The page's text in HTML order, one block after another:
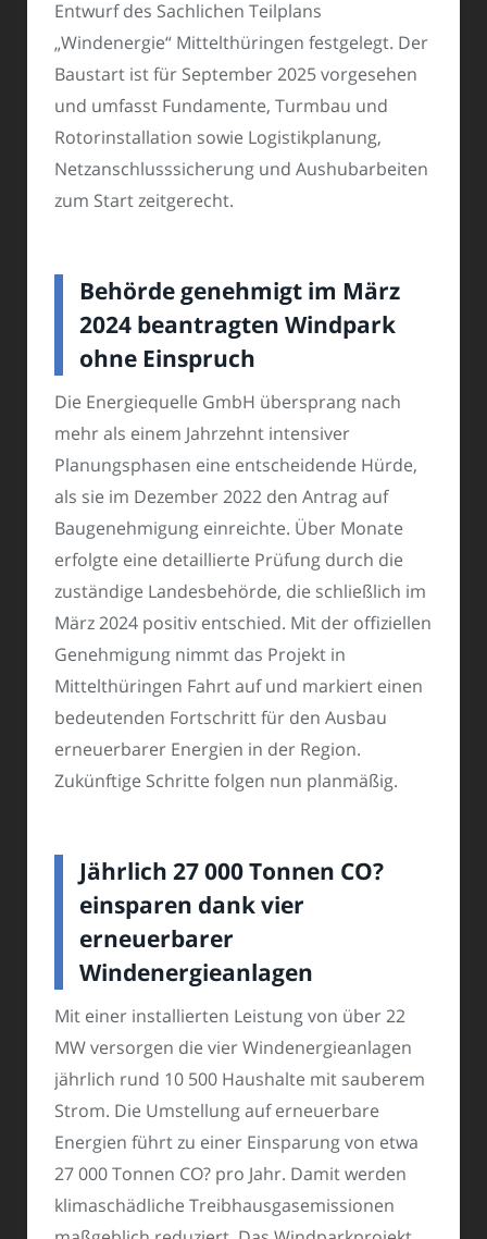
Entwurf des Sachlichen Teilplans
„Windenergie“ Mittelthüringen festgelegt. Der
Baustart ist für September 2025 vorgesehen
und umfasst Fundamente, Turmbau und
Rotorinstallation sowie Logistikplanung,
Netzanschlusssicherung und Aushubarbeiten
zum Start zeitgerecht.
Behörde genehmigt im März
2024 beantragten Windpark
ohne Einspruch
Die Energiequelle GmbH übersprang nach
mehr als einem Jahrzehnt intensiver
Planungsphasen eine entscheidende Hürde,
als sie im Dezember 2022 den Antrag auf
Baugenehmigung einreichte. Über Monate
erfolgte eine detaillierte Prüfung durch die
zuständige Landesbehörde, die schließlich im
März 2024 positiv entschied. Mit der offiziellen
Genehmigung nimmt das Projekt in
Mittelthüringen Fahrt auf und markiert einen
bedeutenden Fortschritt für den Ausbau
erneuerbarer Energien in der Region.
Zukünftige Schritte folgen nun planmäßig.
Jährlich 27 000 Tonnen CO?
einsparen dank vier
erneuerbarer
Windenergieanlagen
Mit einer installierten Leistung von über 22
MW versorgen die vier Windenergieanlagen
jährlich rund 10 500 Haushalte mit sauberem
Strom. Die Umstellung auf erneuerbare
Energien führt zu einer Einsparung von etwa
27 000 Tonnen CO? pro Jahr. Damit werden
klimaschädliche Treibhausgasemissionen